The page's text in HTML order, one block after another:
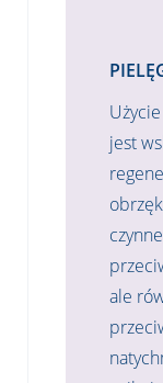
jest
ale